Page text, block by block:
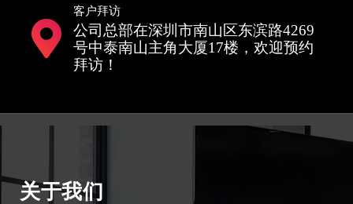
客户拜访
公司总部在深圳市南山区东滨路4269
号中泰南山主角大厦17楼，欢迎预约
拜访！
关于我们